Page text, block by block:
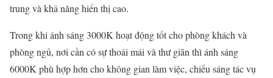
trung và khả năng hiển thị cao.
Trong khi ánh sáng 3000K hoạt động tốt cho phòng khách và
phòng ngủ, nơi cần có sự thoải mái và thư giãn thì ánh sáng
6000K phù hợp hơn cho không gian làm việc, chiếu sáng tác vụ